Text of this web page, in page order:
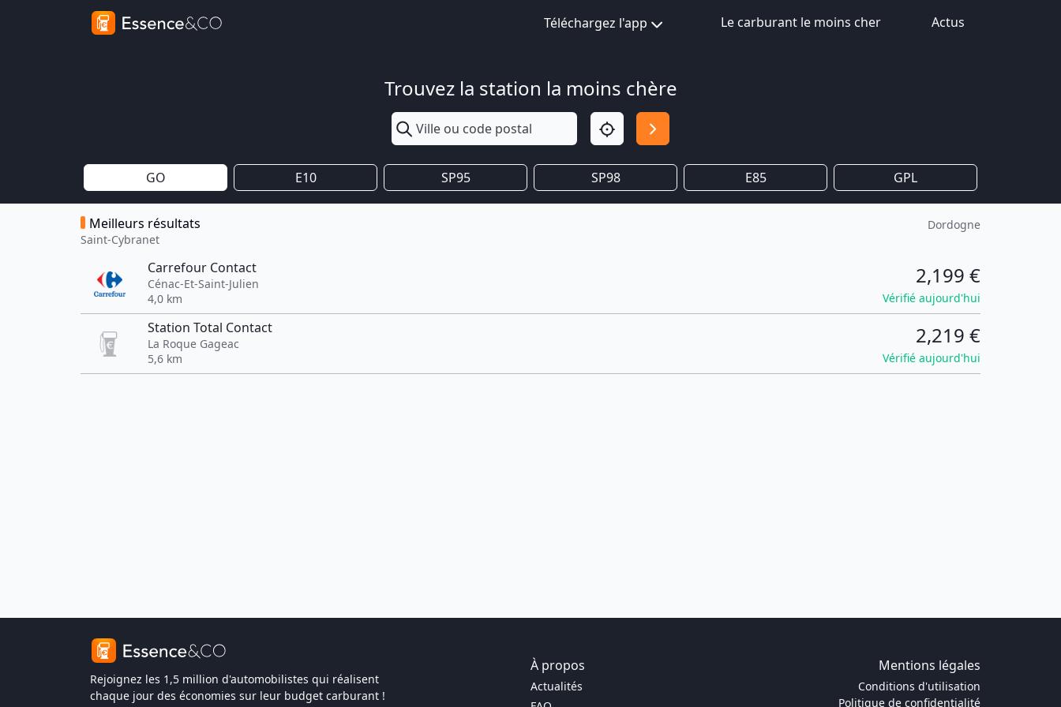
Téléchargez l'app Le carburant le moins cher Actus
Trouvez la station la moins chère
GO E10 SP95 SP98 E85 GPL
Meilleurs résultats
Saint-Cybranet
Dordogne
Carrefour Contact
Cénac-Et-Saint-Julien
4,0 km
2,199 €
Vérifié aujourd'hui
Station Total Contact
La Roque Gageac
5,6 km
2,219 €
Vérifié aujourd'hui
Rejoignez les 1,5 million d'automobilistes qui réalisent
chaque jour des économies sur leur budget carburant !
À propos Mentions légales
Actualités
Conditions d'utilisation
Politique de confidentialité